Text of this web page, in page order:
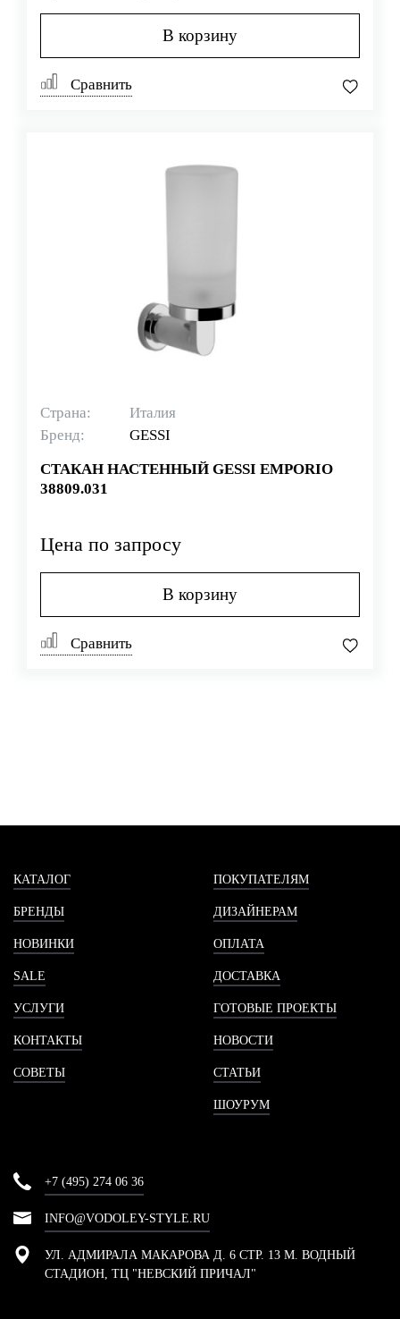
В корзину
Сравнить
Страна:
Италия
Бренд:
GESSI
СТАКАН НАСТЕННЫЙ GESSI EMPORIO
38809.031
Цена по запросу
В корзину
Сравнить
КАТАЛОГ
БРЕНДЫ
НОВИНКИ
SALE
УСЛУГИ
КОНТАКТЫ
СОВЕТЫ
ПОКУПАТЕЛЯМ
ДИЗАЙНЕРАМ
ОПЛАТА
ДОСТАВКА
ГОТОВЫЕ ПРОЕКТЫ
НОВОСТИ
СТАТЬИ
ШОУРУМ
+7 (495) 274 06 36
INFO@VODOLEY-STYLE.RU
УЛ. АДМИРАЛА МАКАРОВА Д. 6 СТР. 13 М. ВОДНЫЙ
СТАДИОН, ТЦ "НЕВСКИЙ ПРИЧАЛ"